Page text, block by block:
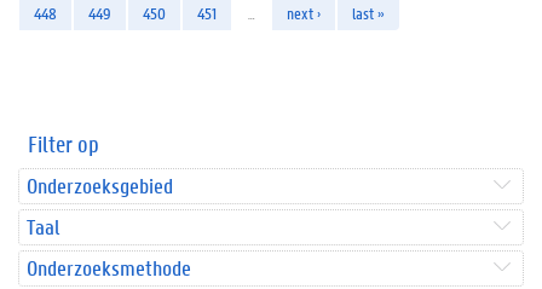
448
449 450 451 next › last »
Filter op
Onderzoeksgebied
Taal
Onderzoeksmethode